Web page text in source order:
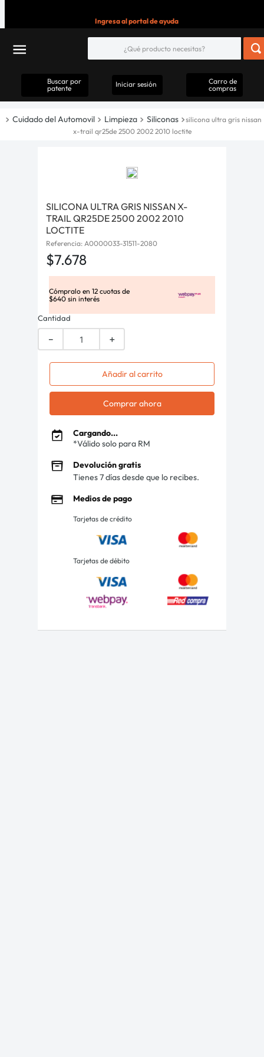
Ingresa al portal de ayuda
Buscar por
patente
Iniciar sesión
Carro de
compras
Cuidado del Automovil Limpieza Siliconas
silicona ultra gris nissan
x-trail qr25de 2500 2002 2010 loctite
SILICONA ULTRA GRIS NISSAN X-
TRAIL QR25DE 2500 2002 2010
LOCTITE
Referencia: A0000033-31511-2080
$7.678
Cómpralo en 12 cuotas de
$640 sin interés
Cantidad
＋
－
Añadir al carrito
Comprar ahora
Cargando...
*Válido solo para RM
Devolución gratis
Tienes 7 días desde que lo recibes.
Medios de pago
Tarjetas de crédito
Tarjetas de débito